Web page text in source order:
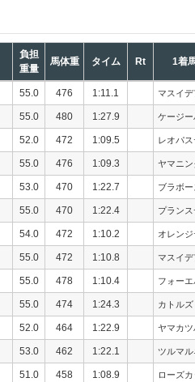
負担
重量
馬体重 タイム Rt 1着
55.0 476 1:11.1 マスイデ
55.0 480 1:27.9 ケージ
52.0 472 1:09.5 レオパ
55.0 476 1:09.3 ヤマニン
53.0 470 1:22.7 ブラボ
55.0 470 1:22.4 プラン
54.0 472 1:10.2 オレンジ
55.0 472 1:10.8 マスイデ
55.0 478 1:10.4 フォー
55.0 474 1:24.3 カトルズ
52.0 464 1:22.9 ヤマカ
53.0 462 1:22.1 ツルマル
51.0 458 1:08.9 ローズ